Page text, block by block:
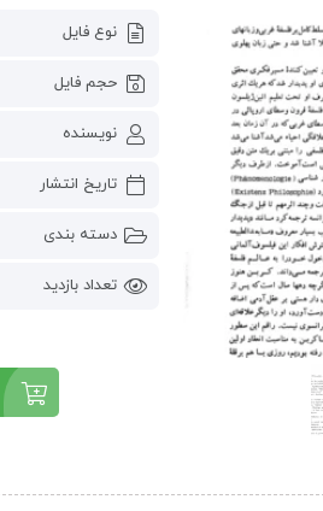
نوع فایل
حجم فایل
نویسنده
تاریخ انتشار
دسته بندی
تعداد بازدید